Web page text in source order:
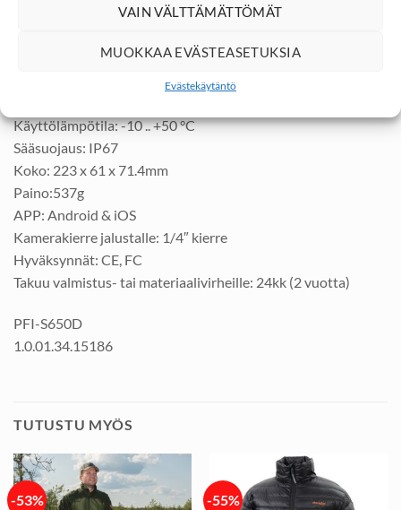
VAIN VÄLTTÄMÄTTÖMÄT
MUOKKAA EVÄSTEASETUKSIA
Evästekäytäntö
Sisäinen EMMC muisti: 64GB
Virtaportti: 5V DC / 2A, USB-C
Vaihdettava akku: 18650 patteri
Käyttölämpötila: -10 .. +50 °C
Sääsuojaus: IP67
Koko: 223 x 61 x 71.4mm
Paino:537g
APP: Android & iOS
Kamerakierre jalustalle: 1/4″ kierre
Hyväksynnät: CE, FC
Takuu valmistus- tai materiaalivirheille: 24kk (2 vuotta)
PFI-S650D
1.0.01.34.15186
TUTUSTU MYÖS
-53% -55%